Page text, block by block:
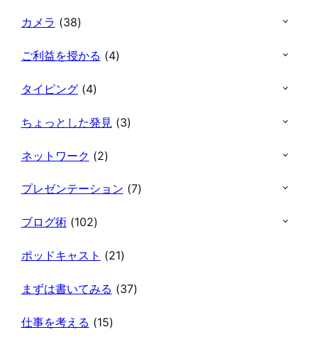
カメラ (38)
ご利益を授かる (4)
タイピング(4)
ちょっとした発見 (3)
ネットワーク (2)
プレゼンテーション (7)
ブログ術(102)
ポッドキャスト (21)
まずは書いてみる (37)
仕事を考える (15)